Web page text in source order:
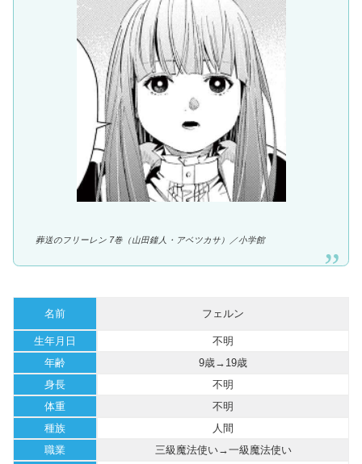
葬送のフリーレン 7巻（山田鐘人・アベツカサ）／小学館
名前 フェルン
生年月日
不明
年齢
9歳→19歳
身長
不明
体重
不明
種族
人間
職業
三級魔法使い→一級魔法使い